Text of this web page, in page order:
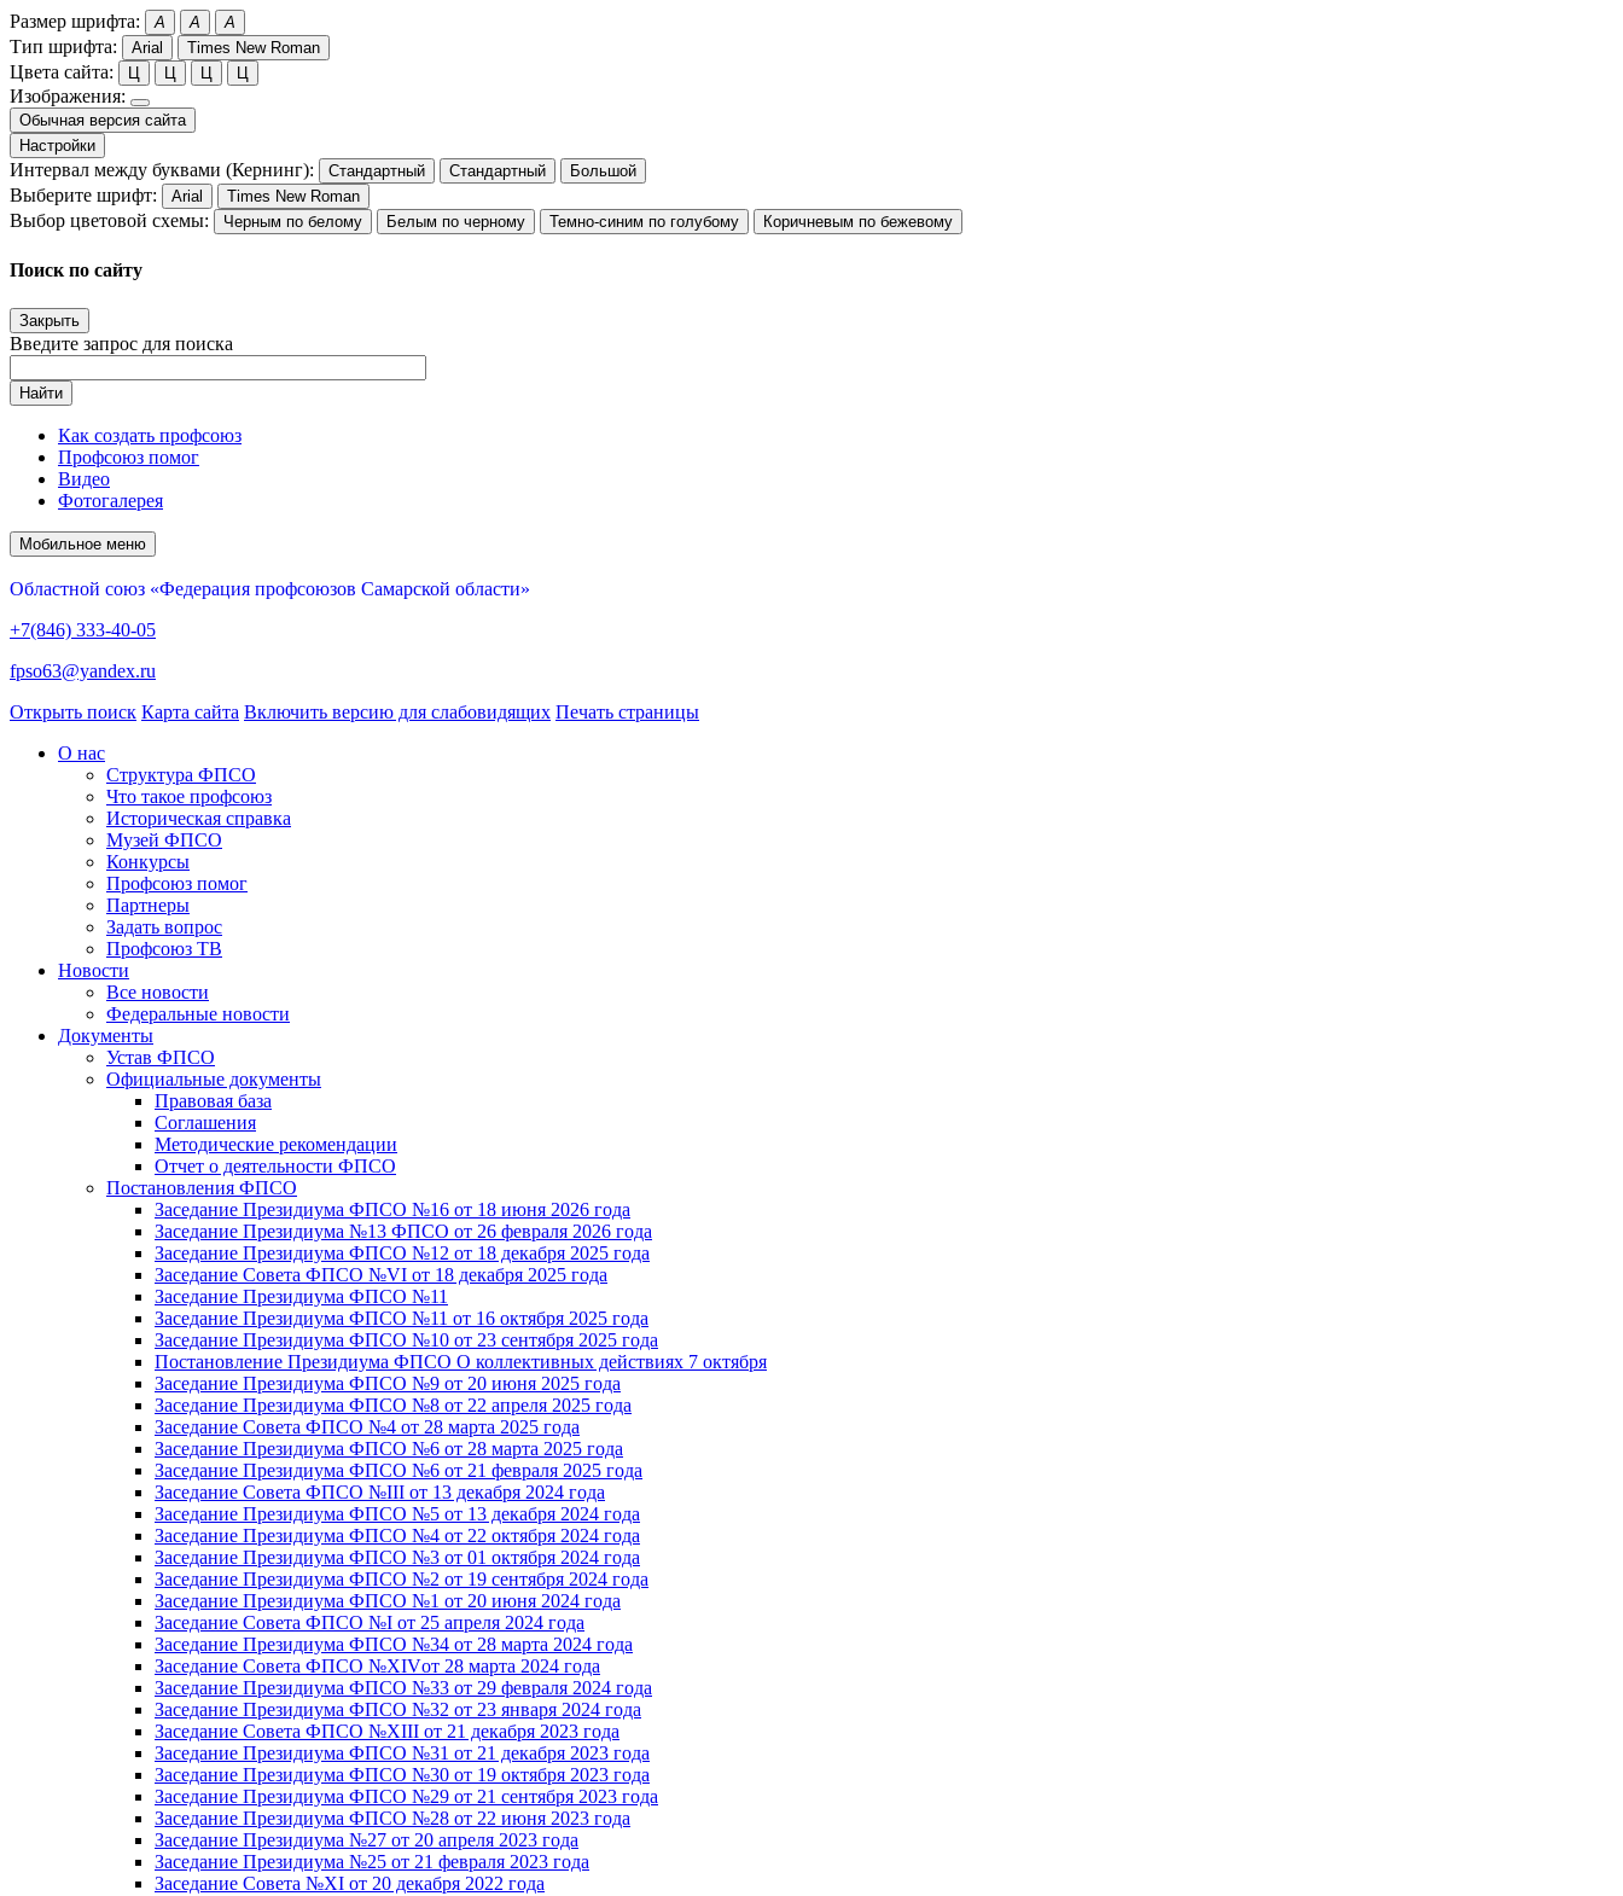
Размер шрифта: A A A
Тип шрифта: Arial Times New Roman
Цвета сайта: Ц Ц Ц Ц
Изображения:
Обычная версия сайта
Настройки
Интервал между буквами (Кернинг): Стандартный Стандартный Большой
Выберите шрифт: Arial Times New Roman
Выбор цветовой схемы: Черным по белому Белым по черному Темно-синим по голубому Коричневым по бежевому
Поиск по сайту
Закрыть
Введите запрос для поиска
Найти
Как создать профсоюз
Профсоюз помог
Видео
Фотогалерея
Мобильное меню
Областной союз «Федерация профсоюзов Самарской области»
+7(846) 333-40-05
fpso63@yandex.ru
Открыть поиск Карта сайта Включить версию для слабовидящих Печать страницы
О нас
Структура ФПСО
Что такое профсоюз
Историческая справка
Музей ФПСО
Конкурсы
Профсоюз помог
Партнеры
Задать вопрос
Профсоюз ТВ
Новости
Все новости
Федеральные новости
Документы
Устав ФПСО
Официальные документы
Правовая база
Соглашения
Методические рекомендации
Отчет о деятельности ФПСО
Постановления ФПСО
Заседание Президиума ФПСО №16 от 18 июня 2026 года
Заседание Президиума №13 ФПСО от 26 февраля 2026 года
Заседание Президиума ФПСО №12 от 18 декабря 2025 года
Заседание Совета ФПСО №VI от 18 декабря 2025 года
Заседание Президиума ФПСО №11
Заседание Президиума ФПСО №11 от 16 октября 2025 года
Заседание Президиума ФПСО №10 от 23 сентября 2025 года
Постановление Президиума ФПСО О коллективных действиях 7 октября
Заседание Президиума ФПСО №9 от 20 июня 2025 года
Заседание Президиума ФПСО №8 от 22 апреля 2025 года
Заседание Совета ФПСО №4 от 28 марта 2025 года
Заседание Президиума ФПСО №6 от 28 марта 2025 года
Заседание Президиума ФПСО №6 от 21 февраля 2025 года
Заседание Совета ФПСО №III от 13 декабря 2024 года
Заседание Президиума ФПСО №5 от 13 декабря 2024 года
Заседание Президиума ФПСО №4 от 22 октября 2024 года
Заседание Президиума ФПСО №3 от 01 октября 2024 года
Заседание Президиума ФПСО №2 от 19 сентября 2024 года
Заседание Президиума ФПСО №1 от 20 июня 2024 года
Заседание Совета ФПСО №I от 25 апреля 2024 года
Заседание Президиума ФПСО №34 от 28 марта 2024 года
Заседание Совета ФПСО №XIVот 28 марта 2024 года
Заседание Президиума ФПСО №33 от 29 февраля 2024 года
Заседание Президиума ФПСО №32 от 23 января 2024 года
Заседание Совета ФПСО №XIII от 21 декабря 2023 года
Заседание Президиума ФПСО №31 от 21 декабря 2023 года
Заседание Президиума ФПСО №30 от 19 октября 2023 года
Заседание Президиума ФПСО №29 от 21 сентября 2023 года
Заседание Президиума ФПСО №28 от 22 июня 2023 года
Заседание Президиума №27 от 20 апреля 2023 года
Заседание Президиума №25 от 21 февраля 2023 года
Заседание Совета №XI от 20 декабря 2022 года